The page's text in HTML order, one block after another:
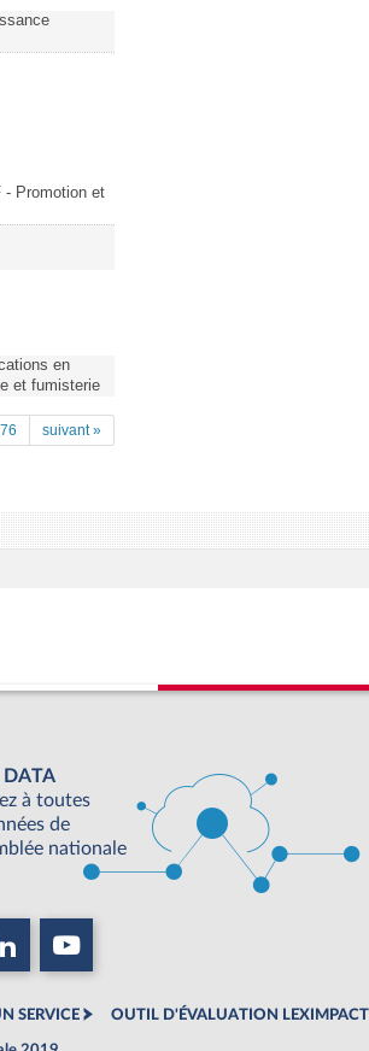
- Promotion et
en
et fumisterie
suivant »
DATA
à toutes
de
nationale
SERVICE OUTIL D'ÉVALUATION LEXIMPACT